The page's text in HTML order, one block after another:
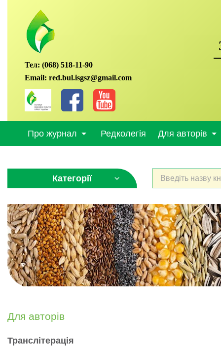
Тел: (068) 518-11-90
Email: red.bul.isgsz@gmail.com
Про журнал Редколегія Для авторів
Категорії
Для авторів
Транслітерація